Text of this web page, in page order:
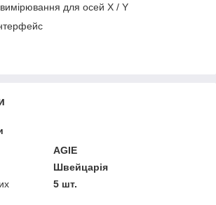
для осей X / Y
AGIE
Швейцарія
5 шт.